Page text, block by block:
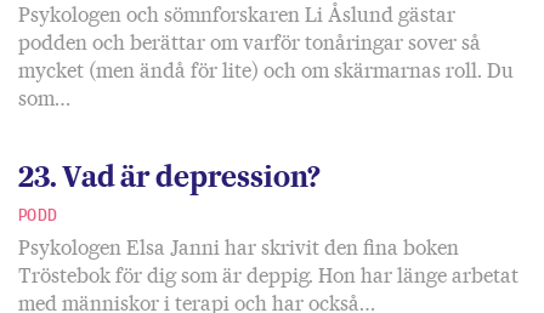
Psykologen och sömnforskaren Li Åslund gästar
podden och berättar om varför tonåringar sover så
mycket (men ändå för lite) och om skärmarnas roll. Du
som…
23. Vad är depression?
PODD
Psykologen Elsa Janni har skrivit den fina boken
Tröstebok för dig som är deppig. Hon har länge arbetat
med människor i terapi och har också…